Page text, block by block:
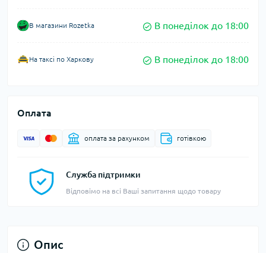
В магазини Rozetka В понеділок до 18:00
На таксі по Харкову В понеділок до 18:00
Оплата
оплата за рахунком готівкою
Служба підтримки
Відповімо на всі Ваші запитання щодо товару
Опис